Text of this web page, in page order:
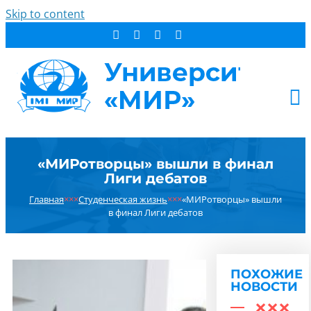
Skip to content
СТУДЕНТУ
ОБ УНИВЕРСИТЕТЕ
НОВОСТИ
«МИРотворцы» вышли в финал
Лиги дебатов
Главная×××Студенческая жизнь×××«МИРотворцы» вышли
в финал Лиги дебатов
ПОХОЖИЕ
НОВОСТИ